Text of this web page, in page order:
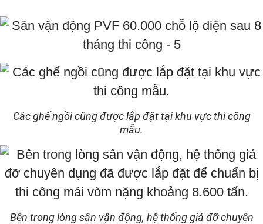
Các ghế ngồi cũng được lắp đặt tại khu vực thi công
mẫu.
Bên trong lòng sân vận động, hệ thống giá đỡ chuyên